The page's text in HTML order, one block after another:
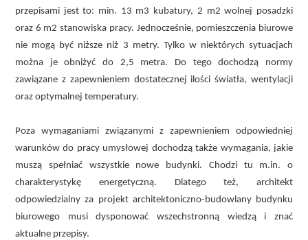
przepisami jest to: min. 13 m3 kubatury, 2 m2 wolnej posadzki
oraz 6 m2 stanowiska pracy. Jednocześnie, pomieszczenia biurowe
nie mogą być niższe niż 3 metry. Tylko w niektórych sytuacjach
można je obniżyć do 2,5 metra. Do tego dochodzą normy
zawiązane z zapewnieniem dostatecznej ilości światła, wentylacji
oraz optymalnej temperatury.
Poza wymaganiami związanymi z zapewnieniem odpowiedniej
warunków do pracy umysłowej dochodzą także wymagania, jakie
muszą spełniać wszystkie nowe budynki. Chodzi tu m.in. o
charakterystykę energetyczną. Dlatego też, architekt
odpowiedzialny za projekt architektoniczno-budowlany budynku
biurowego musi dysponować wszechstronną wiedzą i znać
aktualne przepisy.